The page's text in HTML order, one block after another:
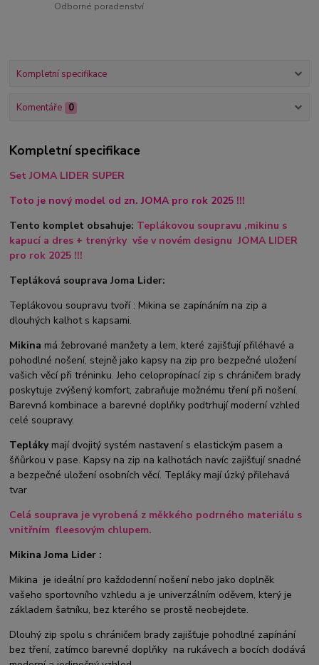
Odborné poradenství
Kompletní specifikace
Komentáře 0
Kompletní specifikace
Set JOMA LIDER SUPER
Toto je nový model od zn. JOMA pro rok 2025 !!!
Tento komplet obsahuje: Teplákovou soupravu ,mikinu s
kapucí a dres + trenýrky vše v novém designu JOMA LIDER
pro rok 2025 !!!
Tepláková souprava Joma Lider:
Teplákovou soupravu tvoří : Mikina se zapínáním na zip a
dlouhých kalhot s kapsami.
Mikina má žebrované manžety a lem, které zajišťují přiléhavé a
pohodlné nošení, stejně jako kapsy na zip pro bezpečné uložení
vašich věcí při tréninku. Jeho celopropínací zip s chráničem brady
poskytuje zvýšený komfort, zabraňuje možnému tření při nošení.
Barevná kombinace a barevné doplňky podtrhují moderní vzhled
celé soupravy.
Teplákymají dvojitý systém nastavení s elastickým pasem a
šňůrkou v pase. Kapsy na zip na kalhotách navíc zajišťují snadné
a bezpečné uložení osobních věcí. Tepláky mají úzký přilehavá
tvar
Celá souprava je vyrobená z měkkého podrného materiálu s
vnitřním fleesovým chlupem.
Mikina Joma Lider :
Mikina je ideální pro každodenní nošení nebo jako doplněk
vašeho sportovního vzhledu a je univerzálním oděvem, který je
základem šatníku, bez kterého se prostě neobejdete.
Dlouhý zip spolu s chráničem brady zajišťuje pohodlné zapínání
bez tření, zatímco barevné doplňky na rukávech a bocích dodává